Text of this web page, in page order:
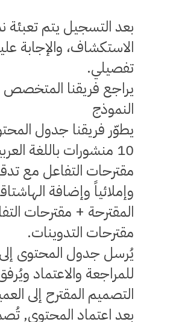
بعد التسجيل يتم تعبئة
الاستكشاف، والإجابة
تفصيلي.
يراجع فريقنا المتخصص
النموذج
يطوّر فريقنا جدول
10 منشورات باللغة
مقترحات التفاعل مع
وإملائياً وإضافة
المقترحة + مقترحات
مقترحات التدوينات.
يُرسل جدول المحتوى
للمراجعة والاعتماد
التصميم المقترح إلى
بعد اعتماد